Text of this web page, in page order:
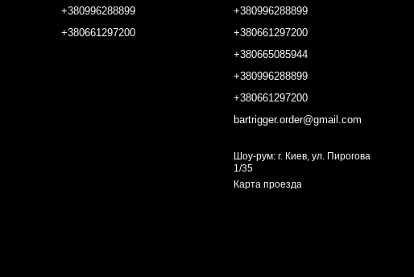
+380996288899
+380661297200
+380996288899
+380661297200
+380665085944
+380996288899
+380661297200
bartrigger.order@gmail.com
Шоу-рум: г. Киев, ул. Пирогова
1/35
Карта проезда